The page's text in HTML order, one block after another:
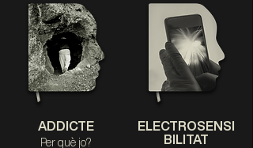
ADDICTE
Per què jo?
ELECTROSENSI
BILITAT